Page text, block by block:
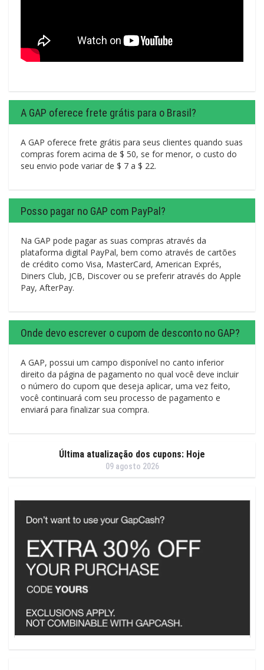
A GAP oferece frete grátis para o Brasil?
A GAP oferece frete grátis para seus clientes quando suas
compras forem acima de $ 50, se for menor, o custo do
seu envio pode variar de $ 7 a $ 22.
Posso pagar no GAP com PayPal?
Na GAP pode pagar as suas compras através da
plataforma digital PayPal, bem como através de cartões
de crédito como Visa, MasterCard, American Exprés,
Diners Club, JCB, Discover ou se preferir através do Apple
Pay, AfterPay.
Onde devo escrever o cupom de desconto no GAP?
A GAP, possui um campo disponível no canto inferior
direito da página de pagamento no qual você deve incluir
o número do cupom que deseja aplicar, uma vez feito,
você continuará com seu processo de pagamento e
enviará para finalizar sua compra.
Última atualização dos cupons: Hoje
09 agosto 2026